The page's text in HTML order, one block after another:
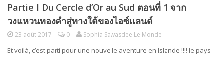
Partie I Du Cercle d’Or au Sud ตอนที่ 1 จาก
วงแหวนทองคำสู่ทางใต้ของไอซ์แลนด์
23 août 2017 0 Sophia Sawasdee Le Monde
Et voilà, c’est parti pour une nouvelle aventure en Islande !!!! le pays